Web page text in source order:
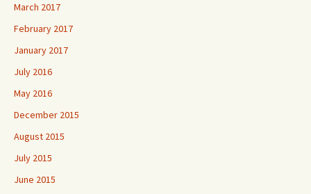
March 2017
February 2017
January 2017
July 2016
May 2016
December 2015
August 2015
July 2015
June 2015